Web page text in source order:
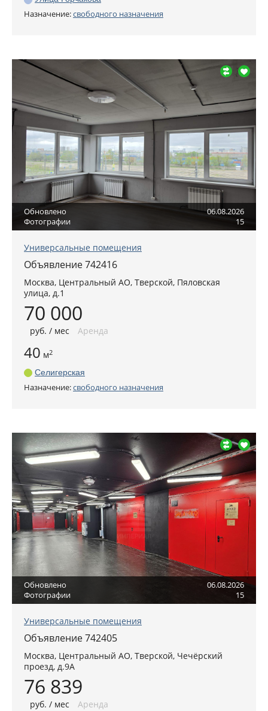
Назначение:свободного назначения
Обновлено
06.08.2026
Фотографии
15
Универсальные помещения
Объявление 742416
Москва, Центральный АО, Тверской, Пяловская
улица, д.1
70 000
руб. / мес Аренда
40 м2
Селигерская
Назначение:свободного назначения
Обновлено
06.08.2026
Фотографии
15
Универсальные помещения
Объявление 742405
Москва, Центральный АО, Тверской, Чечёрский
проезд, д.9А
76 839
руб. / мес Аренда